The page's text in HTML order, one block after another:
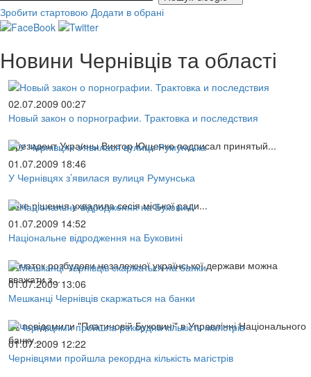
Зробити стартовою Додати в обрані
Новини Чернівців та області
02.07.2009 00:27
Новый закон о порнографии. Трактовка и последствия
Президент Украины Виктор Ющенко подписал принятый...
01.07.2009 18:46
У Чернівцях з’явилася вулиця Румунська
Таке рішення ухвалила сесія міської ради...
01.07.2009 14:52
Національне відродження на Буковині
Початок розбудови незалежної української держави можна
вважати з...
01.07.2009 13:06
Мешканці Чернівців скаржаться на банки
Як повідомили "Платиновій Буковині" в Управлінні Національного
банку...
01.07.2009 12:22
Чернівцями пройшла рекордна кількість магістрів